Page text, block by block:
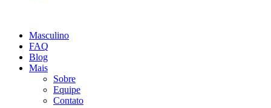
Masculino
FAQ
Blog
Mais
Sobre
Equipe
Contato